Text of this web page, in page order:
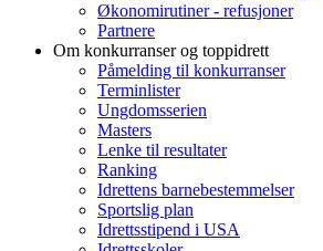
Økonomirutiner - refusjoner
Partnere
Om konkurranser og toppidrett
Påmelding til konkurranser
Terminlister
Ungdomsserien
Masters
Lenke til resultater
Ranking
Idrettens barnebestemmelser
Sportslig plan
Idrettsstipend i USA